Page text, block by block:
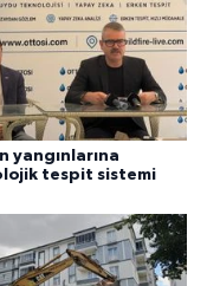
yangınlarına
tespit sistemi